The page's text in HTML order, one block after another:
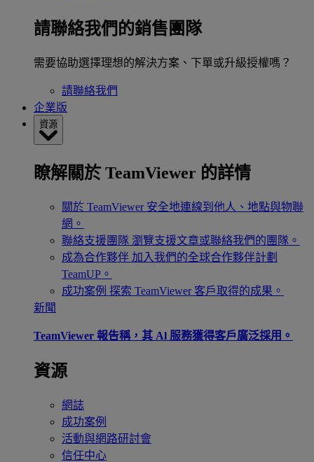
請聯絡我們的銷售團隊
需要協助選擇理想的解決方案、下單或升級授權嗎？
請聯絡我們
企業版
資源
瞭解關於 TeamViewer 的詳情
關於 TeamViewer 安全地連線到他人、地點與物聯
網。
聯絡支援團隊 瀏覽支援文章或聯絡我們的團隊。
成為合作夥伴 加入我們的全球合作夥伴計劃
TeamUP。
成功案例 探索 TeamViewer 客戶取得的成果。
新聞
TeamViewer 報告稱，其 Al 服務獲得客戶廣泛採用。
資源
網誌
成功案例
活動與網路研討會
信任中心